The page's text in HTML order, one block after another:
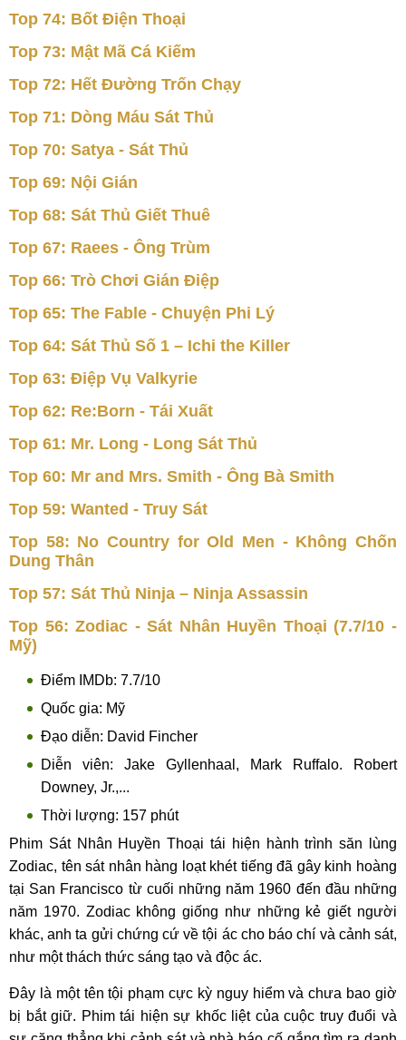
Top 74: Bốt Điện Thoại
Top 73: Mật Mã Cá Kiếm
Top 72: Hết Đường Trốn Chạy
Top 71: Dòng Máu Sát Thủ
Top 70: Satya - Sát Thủ
Top 69: Nội Gián
Top 68: Sát Thủ Giết Thuê
Top 67: Raees - Ông Trùm
Top 66: Trò Chơi Gián Điệp
Top 65: The Fable - Chuyện Phi Lý
Top 64: Sát Thủ Số 1 – Ichi the Killer
Top 63: Điệp Vụ Valkyrie
Top 62: Re:Born - Tái Xuất
Top 61: Mr. Long - Long Sát Thủ
Top 60: Mr and Mrs. Smith - Ông Bà Smith
Top 59: Wanted - Truy Sát
Top 58: No Country for Old Men - Không Chốn
Dung Thân
Top 57: Sát Thủ Ninja – Ninja Assassin
Top 56: Zodiac - Sát Nhân Huyền Thoại (7.7/10 -
Mỹ)
Điểm IMDb: 7.7/10
Quốc gia: Mỹ
Đạo diễn: David Fincher
Diễn viên: Jake Gyllenhaal, Mark Ruffalo. Robert
Downey, Jr.,...
Thời lượng: 157 phút
Phim Sát Nhân Huyền Thoại tái hiện hành trình săn lùng
Zodiac, tên sát nhân hàng loạt khét tiếng đã gây kinh hoàng
tại San Francisco từ cuối những năm 1960 đến đầu những
năm 1970. Zodiac không giống như những kẻ giết người
khác, anh ta gửi chứng cứ về tội ác cho báo chí và cảnh sát,
như một thách thức sáng tạo và độc ác.
Đây là một tên tội phạm cực kỳ nguy hiểm và chưa bao giờ
bị bắt giữ. Phim tái hiện sự khốc liệt của cuộc truy đuổi và